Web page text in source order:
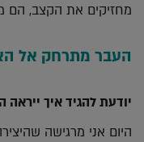
מחזיקים את הקצב, הם
העבר מתרחק אל
יודעת להגיד איך
היום אני מרגישה